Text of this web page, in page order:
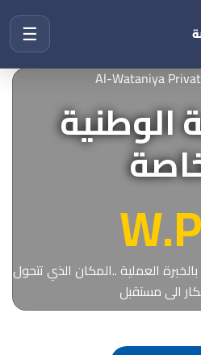
☰
Al-Wataniya
الوطنية
العملية ..المكان الذي تتحول
الى مستقبل